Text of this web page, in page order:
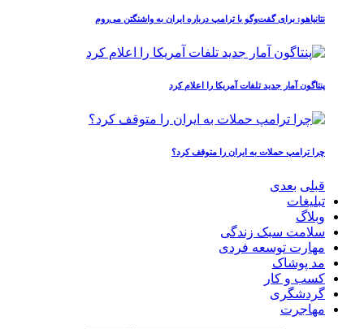
نتانیاهو: برای گفت‌وگو با ترامپ درباره ایران به واشنگتن می‌روم
پنتاگون آمار جدید تلفات آمریکا را اعلام کرد
چرا ترامپ حملات به ایران را متوقف کرد؟
قبلی بعدی
تبلیغات
وبلاگ
سلامت سبک زندگی
مهارت توسعه فردی
مد پوشاک
کسب و کار
گردشگری
مهاجرت